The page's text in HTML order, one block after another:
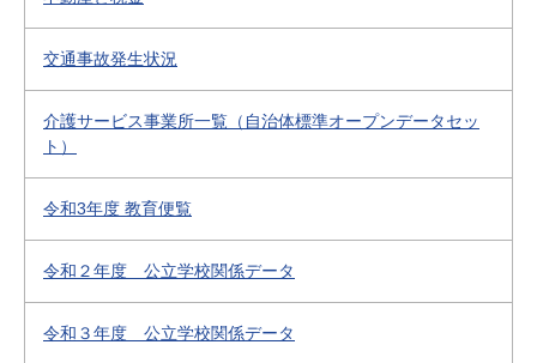
交通事故発生状況
介護サービス事業所一覧（自治体標準オープンデータセッ
ト）
令和3年度 教育便覧
令和２年度 公立学校関係データ
令和３年度 公立学校関係データ